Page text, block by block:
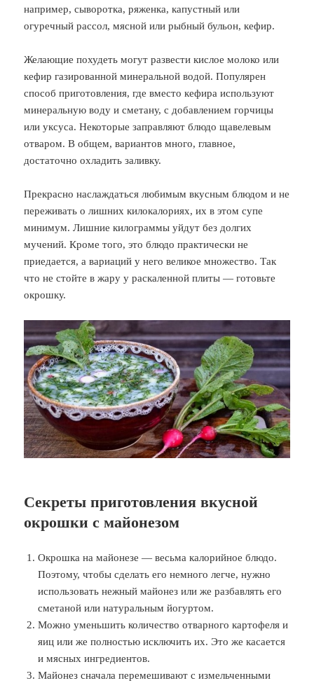
например, сыворотка, ряженка, капустный или
огуречный рассол, мясной или рыбный бульон, кефир.
Желающие похудеть могут развести кислое молоко или
кефир газированной минеральной водой. Популярен
способ приготовления, где вместо кефира используют
минеральную воду и сметану, с добавлением горчицы
или уксуса. Некоторые заправляют блюдо щавелевым
отваром. В общем, вариантов много, главное,
достаточно охладить заливку.
Прекрасно наслаждаться любимым вкусным блюдом и не
переживать о лишних килокалориях, их в этом супе
минимум. Лишние килограммы уйдут без долгих
мучений. Кроме того, это блюдо практически не
приедается, а вариаций у него великое множество. Так
что не стойте в жару у раскаленной плиты — готовьте
окрошку.
Секреты приготовления вкусной
окрошки с майонезом
Окрошка на майонезе — весьма калорийное блюдо.
Поэтому, чтобы сделать его немного легче, нужно
использовать нежный майонез или же разбавлять его
сметаной или натуральным йогуртом.
Можно уменьшить количество отварного картофеля и
яиц или же полностью исключить их. Это же касается
и мясных ингредиентов.
Майонез сначала перемешивают с измельченными